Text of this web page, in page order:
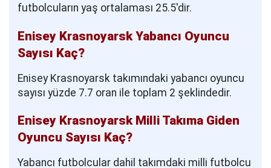
futbolcuların yaş ortalaması 25.5'dir.
Enisey Krasnoyarsk Yabancı Oyuncu
Sayısı Kaç?
Enisey Krasnoyarsk takımındaki yabancı oyuncu
sayısı yüzde 7.7 oran ile toplam 2 şeklindedir.
Enisey Krasnoyarsk Milli Takıma Giden
Oyuncu Sayısı Kaç?
Yabancı futbolcular dahil takımdaki milli futbolcu